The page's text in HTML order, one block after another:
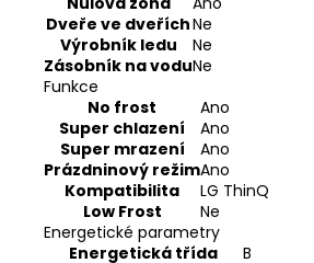
Dveře ve dveříchNe
Výrobník ledu
Ne
Zásobník na voduNe
Funkce
No frost
Ano
Super chlazení
Ano
Super mrazení
Ano
Prázdninový režimAno
Kompatibilita
LG ThinQ
Low Frost
Ne
Energetické parametry
Energetická třída
B